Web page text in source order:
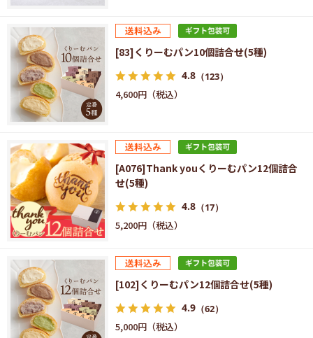
[83]くりーむパン10個詰合せ(5種)
4.8 （123）
4,600円
[A076]Thank youくりーむパン12個詰合
せ(5種)
4.8 （17）
5,200円
[102]くりーむパン12個詰合せ(5種)
4.9 （62）
5,000円